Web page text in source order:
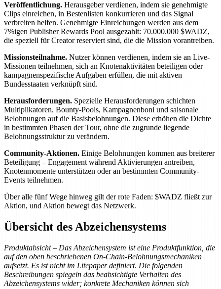
Veröffentlichung. Herausgeber verdienen, indem sie genehmigte
Clips einreichen, in Bestenlisten konkurrieren und das Signal
verbreiten helfen. Genehmigte Einreichungen werden aus dem
7%igen Publisher Rewards Pool ausgezahlt: 70.000.000 $WADZ,
die speziell für Creator reserviert sind, die die Mission vorantreiben.
Missionsteilnahme. Nutzer können verdienen, indem sie an Live-
Missionen teilnehmen, sich an Knotenaktivitäten beteiligen oder
kampagnenspezifische Aufgaben erfüllen, die mit aktiven
Bundesstaaten verknüpft sind.
Herausforderungen. Spezielle Herausforderungen schichten
Multiplikatoren, Bounty-Pools, Kampagnenboni und saisonale
Belohnungen auf die Basisbelohnungen. Diese erhöhen die Dichte
in bestimmten Phasen der Tour, ohne die zugrunde liegende
Belohnungsstruktur zu verändern.
Community-Aktionen. Einige Belohnungen kommen aus breiterer
Beteiligung – Engagement während Aktivierungen antreiben,
Knotenmomente unterstützen oder an bestimmten Community-
Events teilnehmen.
Über alle fünf Wege hinweg gilt der rote Faden: $WADZ fließt zur
Aktion, und Aktion bewegt das Netzwerk.
Übersicht des Abzeichensystems
Produktabsicht – Das Abzeichensystem ist eine Produktfunktion, die
auf den oben beschriebenen On-Chain-Belohnungsmechaniken
aufsetzt. Es ist nicht im Litepaper definiert. Die folgenden
Beschreibungen spiegeln das beabsichtigte Verhalten des
Abzeichensystems wider; konkrete Mechaniken können sich